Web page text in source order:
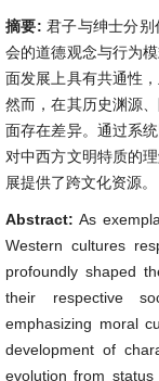
摘要: 君子与绅士分
会的道德观念与行为
面发展上具有共通性
然而，在其历史渊源
面存在差异。通过系
对中西方文明特质的
展提供了跨文化资源。
Abstract:As
Western cultures
profoundly shaped
their respective
emphasizing moral
development of
evolution from